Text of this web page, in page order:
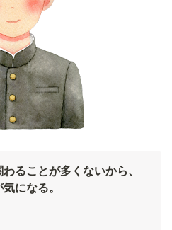
ることが多くないから、
になる。